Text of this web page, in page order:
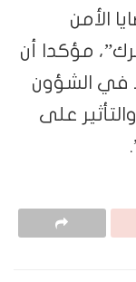
الأمن
مؤكدا أن
في الشؤون
على